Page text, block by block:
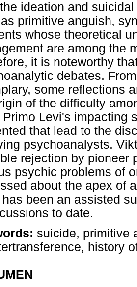
ideation and
primitive anguish,
whose theoretical
are among the
it is noteworthy
debates.
some reflections
of the difficulty
Primo Levi's impacting
that lead to the
psychoanalysts.
rejection by pioneer
psychic problems of
about the apex of
been an assisted
to date.
suicide, primitive
history